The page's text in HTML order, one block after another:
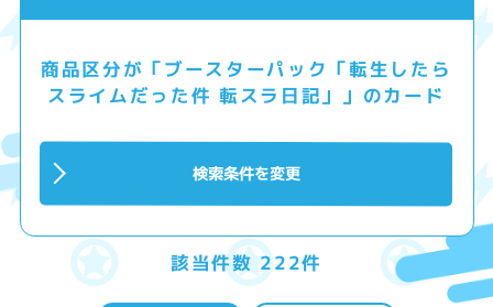
商品区分が「ブースターパック「転生したら
スライムだった件 転スラ日記」」のカード
検索条件を変更
該当件数 222件